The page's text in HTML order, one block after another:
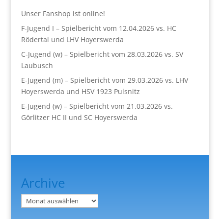
Unser Fanshop ist online!
F-Jugend I – Spielbericht vom 12.04.2026 vs. HC
Rödertal und LHV Hoyerswerda
C-Jugend (w) – Spielbericht vom 28.03.2026 vs. SV
Laubusch
E-Jugend (m) – Spielbericht vom 29.03.2026 vs. LHV
Hoyerswerda und HSV 1923 Pulsnitz
E-Jugend (w) – Spielbericht vom 21.03.2026 vs.
Görlitzer HC II und SC Hoyerswerda
Archive
Archiv